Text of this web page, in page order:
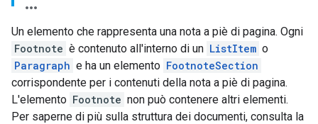
Un elemento che rappresenta una nota a piè di pagina. Ogni
Footnote è contenuto all'interno di un ListItem o
Paragraph e ha un elemento FootnoteSection
corrispondente per i contenuti della nota a piè di pagina.
L'elemento Footnote non può contenere altri elementi.
Per saperne di più sulla struttura dei documenti, consulta la